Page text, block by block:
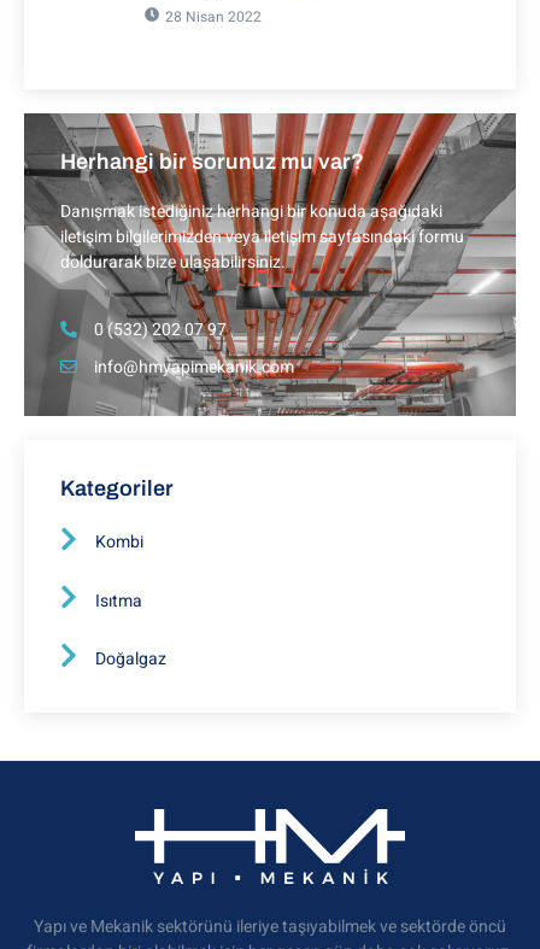
28 Nisan 2022
Herhangi bir sorunuz mu var?
Danışmak istediğiniz herhangi bir konuda aşağıdaki
iletişim bilgilerimizden veya iletişim sayfasındaki formu
doldurarak bize ulaşabilirsiniz.
0 (532) 202 07 97
info@hmyapimekanik.com
Kategoriler
Kombi
Isıtma
Doğalgaz
Yapı ve Mekanik sektörünü ileriye taşıyabilmek ve sektörde öncü